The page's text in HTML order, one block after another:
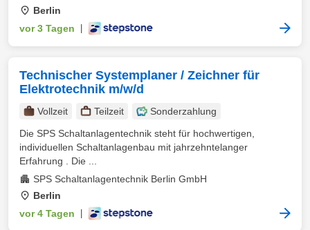
Berlin
vor 3 Tagen
Technischer Systemplaner / Zeichner für
Elektrotechnik m/w/d
Vollzeit Teilzeit
Sonderzahlung
Die SPS Schaltanlagentechnik steht für hochwertigen,
individuellen Schaltanlagenbau mit jahrzehntelanger
Erfahrung . Die ...
SPS Schaltanlagentechnik Berlin GmbH
Berlin
vor 4 Tagen